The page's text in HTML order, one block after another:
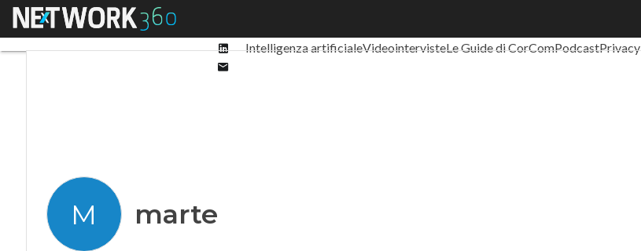
Menu
Linkedin
Intelligenza artificialeVideointervisteLe Guide di CorComPodcastPrivacy
M marte